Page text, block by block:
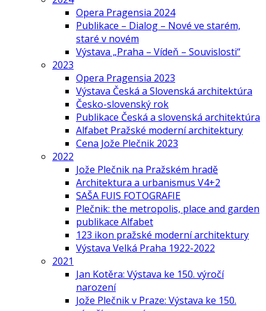
Opera Pragensia 2024
Publikace – Dialog – Nové ve starém,
staré v novém
Výstava „Praha – Vídeň – Souvislosti“
2023
Opera Pragensia 2023
Výstava Česká a Slovenská architektúra
Česko-slovenský rok
Publikace Česká a slovenská architektúra
Alfabet Pražské moderní architektury
Cena Jože Plečnik 2023
2022
Jože Plečnik na Pražském hradě
Architektura a urbanismus V4+2
SAŠA FUIS FOTOGRAFIE
Plečnik: the metropolis, place and garden
publikace Alfabet
123 ikon pražské moderní architektury
Výstava Velká Praha 1922-2022
2021
Jan Kotěra: Výstava ke 150. výročí
narození
Jože Plečnik v Praze: Výstava ke 150.